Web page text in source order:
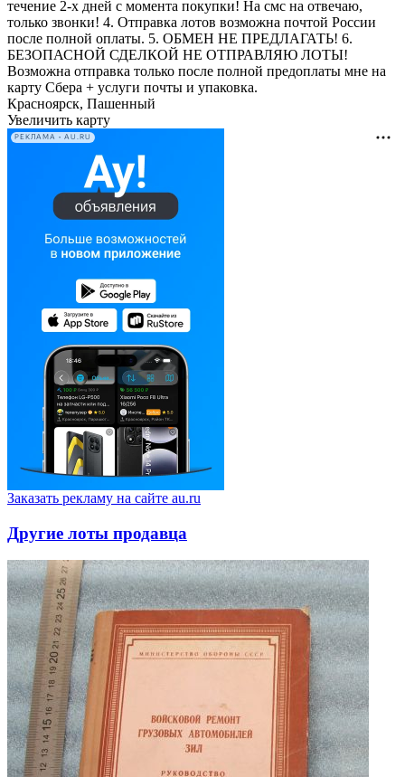
течение 2-х дней с момента покупки! На смс на отвечаю,
только звонки! 4. Отправка лотов возможна почтой России
после полной оплаты. 5. ОБМЕН НЕ ПРЕДЛАГАТЬ! 6.
БЕЗОПАСНОЙ СДЕЛКОЙ НЕ ОТПРАВЛЯЮ ЛОТЫ!
Возможна отправка только после полной предоплаты мне на
карту Сбера + услуги почты и упаковка.
Красноярск, Пашенный
Увеличить карту
РЕКЛАМА • AU.RU
Заказать рекламу на сайте au.ru
Другие лоты продавца